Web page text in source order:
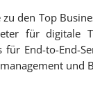
den Top
für digitale
End-to-End-
und